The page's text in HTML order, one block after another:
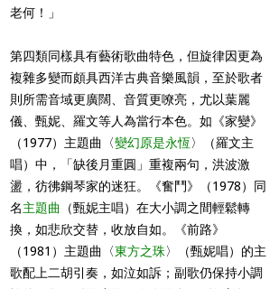
老何！」
第四類同樣具有藝術歌曲特色，但旋律因更為
複雜多變而頗具西洋古典音樂風韻，至於歌者
則所需音域更廣闊、音質更嘹亮，尤以葉麗
儀、甄妮、羅文等人為當行本色。如《家變》
（1977）主題曲〈變幻原是永恆〉（羅文主
唱）中，「缺後月重圓」重複兩句，洪波激
盪，彷彿鋼琴家的迷狂。《奮鬥》（1978）同
名主題曲
（甄妮主唱）在大小調之間輕鬆轉
換，如悲欣交替，收放自如。《前路》
（1981）主題曲〈東方之珠〉（甄妮唱）的主
歌配上二胡引奏，如泣如訴；副歌仍保持小調